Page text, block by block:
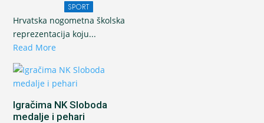
SPORT
Hrvatska nogometna školska
reprezentacija koju...
Read More
Igračima NK Sloboda
medalje i pehari